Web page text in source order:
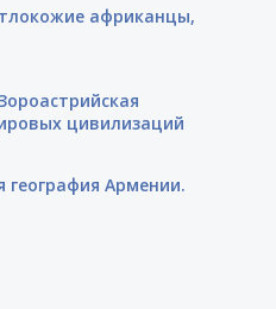
африканцы,
цивилизаций
география Армении.